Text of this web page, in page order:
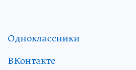
Одноклассники
ВКонтакте